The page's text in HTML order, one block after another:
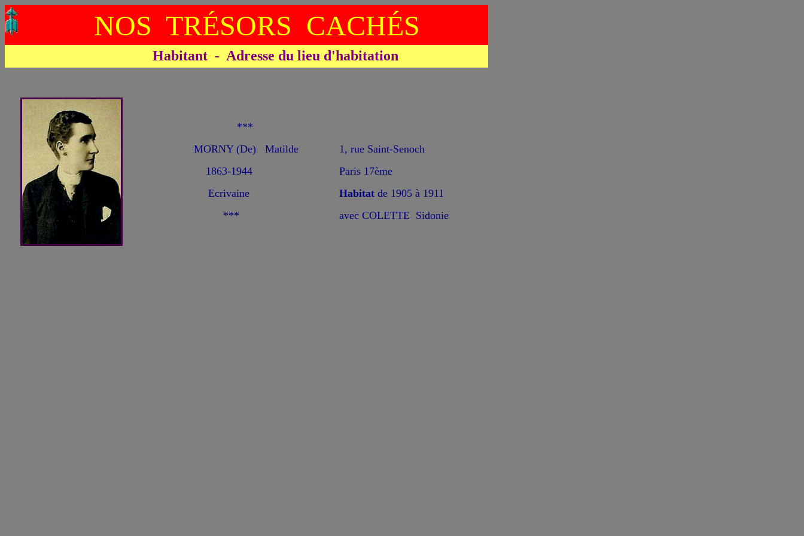
NOS TRÉSORS CACHÉS
Habitant - Adresse du lieu d'habitation
***
MORNY (De) Matilde
1863-1944
Ecrivaine
***
1, rue Saint-Senoch
Paris 17ème
Habitat de 1905 à 1911
avec COLETTE Sidonie